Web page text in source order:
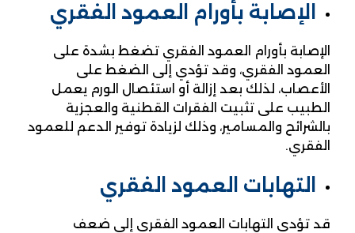
الإصابة بأورام العمود الفقري
الإصابة بأورام العمود الفقري تضغط بشدة على
العمود الفقري، وقد تؤدي إلى الضغط على
الأعصاب، لذلك بعد إزالة أو استئصال الورم يعمل
الطبيب على تثبيت الفقرات القطنية والعجزية
بالشرائح والمسامير، وذلك لزيادة توفير الدعم للعمود
الفقري.
التهابات العمود الفقري
قد تؤدي التهابات العمود الفقري إلى ضعف